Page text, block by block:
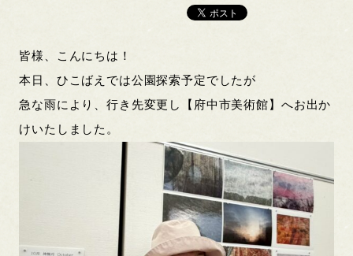
皆様、こんにちは！
本日、ひこばえでは公園探索予定でしたが
急な雨により、行き先変更し【府中市美術館】へお出か
けいたしました。